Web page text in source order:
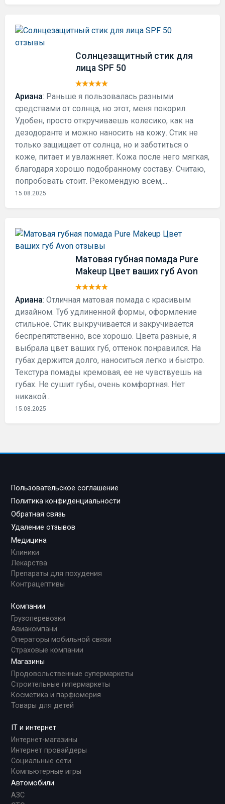
Солнцезащитный стик для
лица SPF 50
Ариана: Раньше я пользовалась разными
средствами от солнца, но этот, меня покорил.
Удобен, просто откручиваешь колесико, как на
дезодоранте и можно наносить на кожу. Стик не
только защищает от солнца, но и заботиться о
коже, питает и увлажняет. Кожа после него мягкая,
благодаря хорошо подобранному составу. Считаю,
попробовать стоит. Рекомендую всем,...
15.08.2025
Матовая губная помада Pure
Makeup Цвет ваших губ Avon
Ариана: Отличная матовая помада с красивым
дизайном. Туб удлиненной формы, оформление
стильное. Стик выкручивается и закручивается
беспрепятственно, все хорошо. Цвета разные, я
выбрала цвет ваших губ, оттенок понравился. На
губах держится долго, наноситься легко и быстро.
Текстура помады кремовая, ее не чувствуешь на
губах. Не сушит губы, очень комфортная. Нет
никакой...
15.08.2025
Пользовательское соглашение
Политика конфиденциальности
Обратная связь
Удаление отзывов
Медицина
Клиники
Лекарства
Препараты для похудения
Контрацептивы
Компании
Грузоперевозки
Авиакомпани
Операторы мобильной связи
Страховые компании
Магазины
Продовольственные супермаркеты
Строительные гипермаркеты
Косметика и парфюмерия
Товары для детей
IT и интернет
Интернет-магазины
Интернет провайдеры
Социальные сети
Компьютерные игры
Автомобили
АЗС